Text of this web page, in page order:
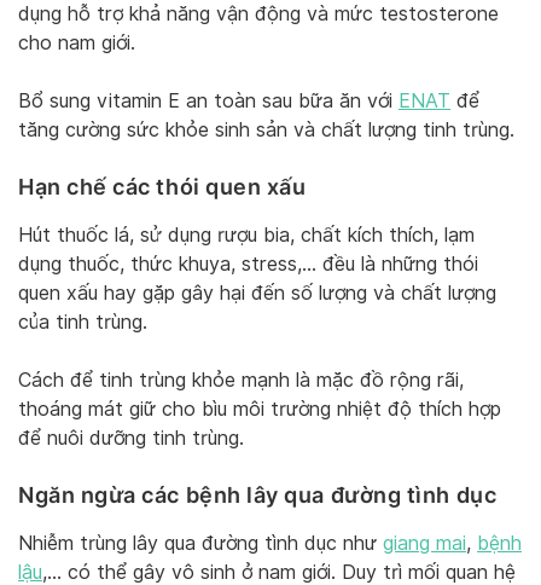
dụng hỗ trợ khả năng vận động và mức testosterone
cho nam giới.
Bổ sung vitamin E an toàn sau bữa ăn với ENAT để
tăng cường sức khỏe sinh sản và chất lượng tinh trùng.
Hạn chế các thói quen xấu
Hút thuốc lá, sử dụng rượu bia, chất kích thích, lạm
dụng thuốc, thức khuya, stress,… đều là những thói
quen xấu hay gặp gây hại đến số lượng và chất lượng
của tinh trùng.
Cách để tinh trùng khỏe mạnh là mặc đồ rộng rãi,
thoáng mát giữ cho bìu môi trường nhiệt độ thích hợp
để nuôi dưỡng tinh trùng.
Ngăn ngừa các bệnh lây qua đường tình dục
Nhiễm trùng lây qua đường tình dục như giang mai, bệnh
lậu,… có thể gây vô sinh ở nam giới. Duy trì mối quan hệ